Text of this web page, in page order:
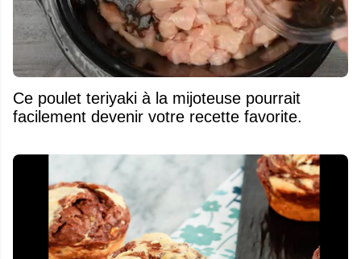
Ce poulet teriyaki à la mijoteuse pourrait
facilement devenir votre recette favorite.